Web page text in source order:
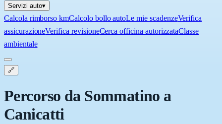
Servizi auto▾
Calcola rimborso kmCalcolo bollo autoLe mie scadenzeVerifica
assicurazioneVerifica revisioneCerca officina autorizzataClasse
ambientale
🔗
Percorso da Sommatino a
Canicatti